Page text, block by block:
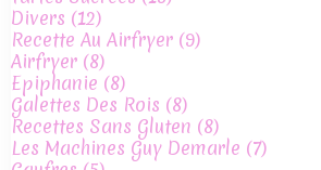
Divers (12)
Recette Au Airfryer (9)
Airfryer (8)
Epiphanie (8)
Galettes Des Rois (8)
Recettes Sans Gluten (8)
Les Machines Guy Demarle (7)